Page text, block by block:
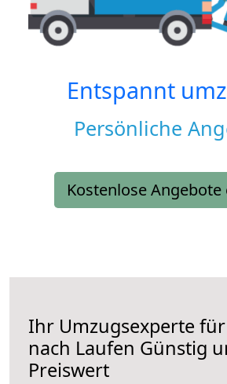
Entspannt
Persönliche
Kostenlose
Ihr Umzugsexperte
nach Laufen Günstig
Preiswert